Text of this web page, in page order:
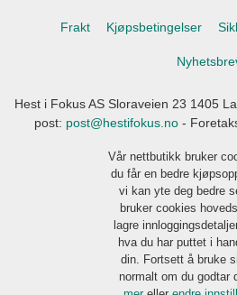
Frakt Kjøpsbetingelser
Hest i Fokus AS Sloraveien 23 1405
post: post@hestifokus.no-
Vår nettbutikk bruker
du får en bedre
vi kan yte deg bedre
bruker cookies
lagre
hva du har puttet i
din. Fortsett å bruke
normalt om du godtar